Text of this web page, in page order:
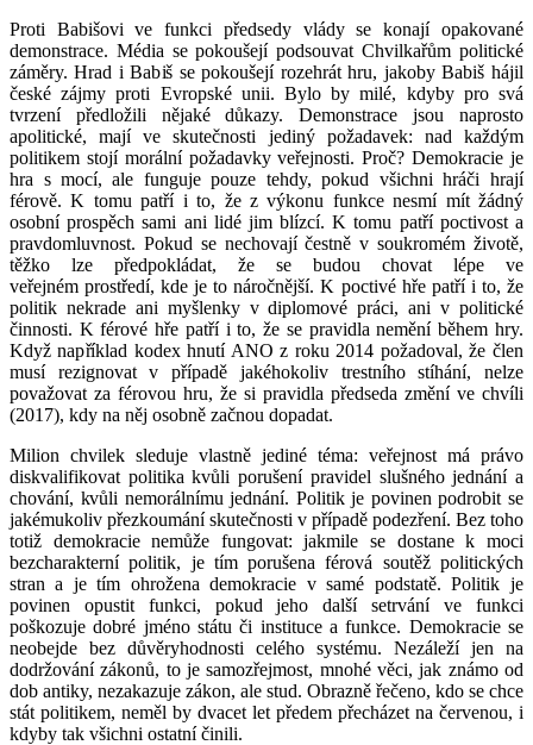
Proti Babišovi ve funkci předsedy vlády se konají opakované
demonstrace. Média se pokoušejí podsouvat Chvilkařům politické
záměry. Hrad i Babiš se pokoušejí rozehrát hru, jakoby Babiš hájil
české zájmy proti Evropské unii. Bylo by milé, kdyby pro svá
tvrzení předložili nějaké důkazy. Demonstrace jsou naprosto
apolitické, mají ve skutečnosti jediný požadavek: nad každým
politikem stojí morální požadavky veřejnosti. Proč? Demokracie je
hra s mocí, ale funguje pouze tehdy, pokud všichni hráči hrají
férově. K tomu patří i to, že z výkonu funkce nesmí mít žádný
osobní prospěch sami ani lidé jim blízcí. K tomu patří poctivost a
pravdomluvnost. Pokud se nechovají čestně v soukromém životě,
těžko lze předpokládat, že se budou chovat lépe ve
veřejném prostředí, kde je to náročnější. K poctivé hře patří i to, že
politik nekrade ani myšlenky v diplomové práci, ani v politické
činnosti. K férové hře patří i to, že se pravidla nemění během hry.
Když například kodex hnutí ANO z roku 2014 požadoval, že člen
musí rezignovat v případě jakéhokoliv trestního stíhání, nelze
považovat za férovou hru, že si pravidla předseda změní ve chvíli
(2017), kdy na něj osobně začnou dopadat.
Milion chvilek sleduje vlastně jediné téma: veřejnost má právo
diskvalifikovat politika kvůli porušení pravidel slušného jednání a
chování, kvůli nemorálnímu jednání. Politik je povinen podrobit se
jakémukoliv přezkoumání skutečnosti v případě podezření. Bez toho
totiž demokracie nemůže fungovat: jakmile se dostane k moci
bezcharakterní politik, je tím porušena férová soutěž politických
stran a je tím ohrožena demokracie v samé podstatě. Politik je
povinen opustit funkci, pokud jeho další setrvání ve funkci
poškozuje dobré jméno státu či instituce a funkce. Demokracie se
neobejde bez důvěryhodnosti celého systému. Nezáleží jen na
dodržování zákonů, to je samozřejmost, mnohé věci, jak známo od
dob antiky, nezakazuje zákon, ale stud. Obrazně řečeno, kdo se chce
stát politikem, neměl by dvacet let předem přecházet na červenou, i
kdyby tak všichni ostatní činili.